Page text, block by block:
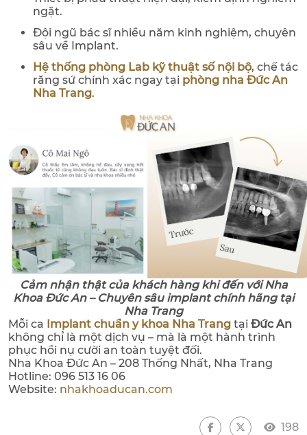
ngặt.
Đội ngũ bác sĩ nhiều năm kinh nghiệm, chuyên
sâu về Implant.
Hệ thống phòng Lab kỹ thuật số nội bộ, chế tác
răng sứ chính xác ngay tại phòng nha Đức An
Nha Trang.
Cảm nhận thật của khách hàng khi đến với Nha
Khoa Đức An – Chuyên sâu implant chính hãng tại
Nha Trang
Mỗi ca Implant chuẩn y khoa Nha Trang tại Đức An
không chỉ là một dịch vụ – mà là một hành trình
phục hồi nụ cười an toàn tuyệt đối.
Nha Khoa Đức An – 208 Thống Nhất, Nha Trang
Hotline: 096 513 16 06
Website: nhakhoaducan.com
198